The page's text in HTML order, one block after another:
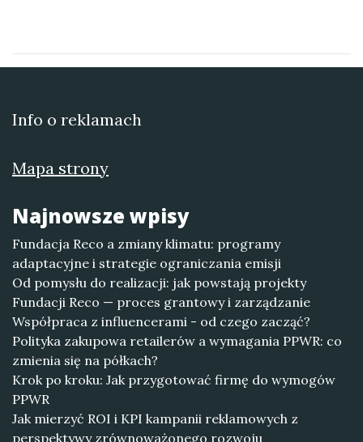
Info o reklamach
Mapa strony
Najnowsze wpisy
Fundacja Reco a zmiany klimatu: programy
adaptacyjne i strategie ograniczania emisji
Od pomysłu do realizacji: jak powstają projekty
Fundacji Reco — proces grantowy i zarządzanie
Współpraca z influencerami - od czego zacząć?
Polityka zakupowa retailerów a wymagania PPWR: co
zmienia się na półkach?
Krok po kroku: Jak przygotować firmę do wymogów
PPWR
Jak mierzyć ROI i KPI kampanii reklamowych z
perspektywy zrównoważonego rozwoju